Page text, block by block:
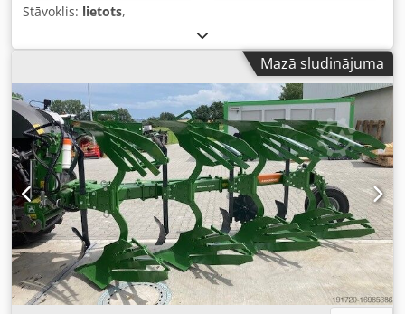
Stāvoklis: lietots,
Mazā sludinājuma